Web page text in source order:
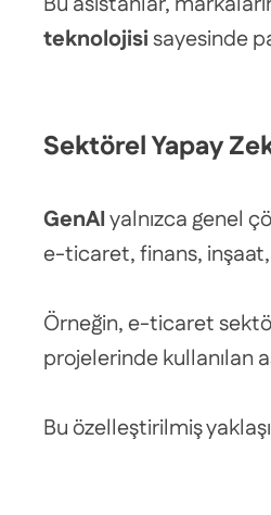
teknolojisisayesinde
Sektörel Yapay
GenAIyalnızca genel
e-ticaret, finans,
Örneğin, e-ticaret
projelerinde kullanılan
Bu özelleştirilmiş